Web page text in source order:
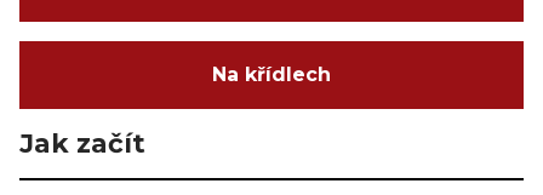
Na křídlech
Jak začít